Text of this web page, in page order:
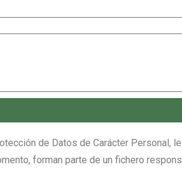
de Datos de Carácter Personal,
forman parte de un fichero